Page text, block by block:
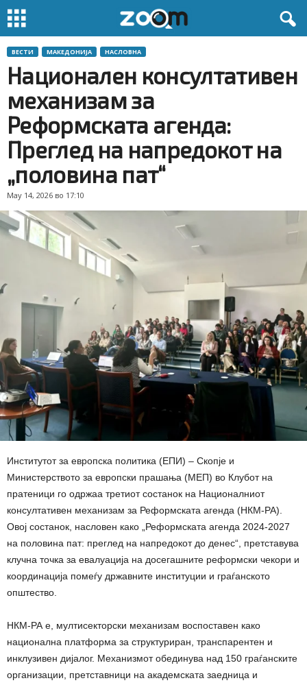
ВЕСТИ МАКЕДОНИЈА НАСЛОВНА
Национален консултативен
механизам за
Реформската агенда:
Преглед на напредокот на
„половина пат“
May 14, 2026 во 17:10
Институтот за европска политика (ЕПИ) – Скопје и
Министерството за европски прашања (МЕП) во Клубот на
пратеници го одржаа третиот состанок на Националниот
консултативен механизам за Реформската агенда (НКМ-РА).
Овој состанок, насловен како „Реформската агенда 2024-2027
на половина пат: преглед на напредокот до денес“, претставува
клучна точка за евалуација на досегашните реформски чекори и
координација помеѓу државните институции и граѓанското
општество.
НКМ-РА е, мултисекторски механизам воспоставен како
национална платформа за структуриран, транспарентен и
инклузивен дијалог. Механизмот обединува над 150 граѓанските
организации, претставници на академската заедница и